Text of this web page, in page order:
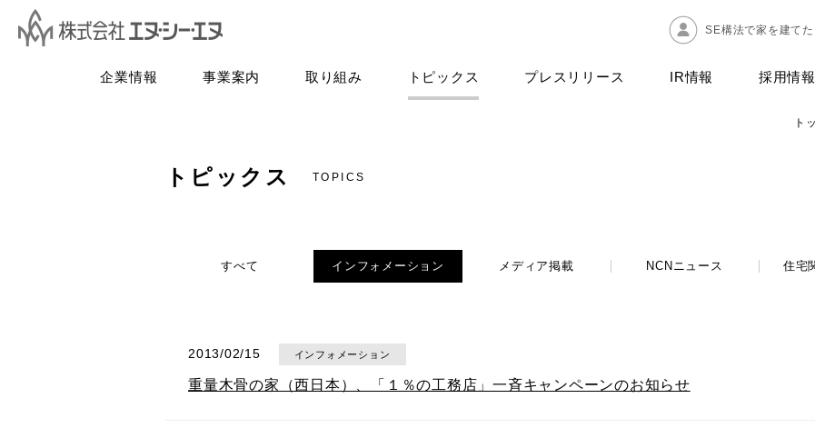
企業情報 事業案内 取り組み トピックス プレスリリース IR情報 採用情報
SE構法で家を建て
ト
トピックス TOPICS
すべて インフォメーション メディア掲載 NCNニュース 住宅
2013/02/15 インフォメーション
重量木骨の家（西日本）、「１％の工務店」一斉キャンペーンのお知らせ